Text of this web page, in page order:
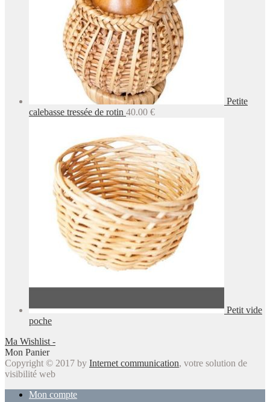
Petite
calebasse tressée de rotin 40.00 €
Petit vide
poche
Ma Wishlist -
Mon Panier
Copyright © 2017 by Internet communication, votre solution de
visibilité web
Mon compte